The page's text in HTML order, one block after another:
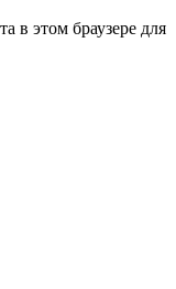
в этом браузере для